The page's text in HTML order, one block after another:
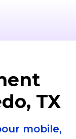
TX
mobile,